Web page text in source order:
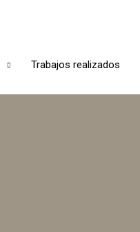
Trabajos realizados